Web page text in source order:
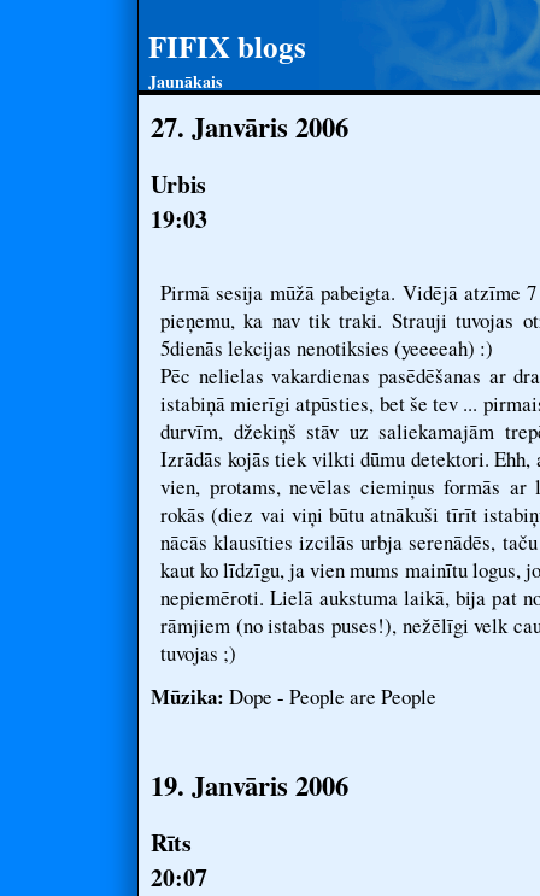
FIFIX blogs
Jaunākais
27. Janvāris 2006
Urbis
19:03
Pirmā sesija mūžā pabeigta. Vidējā atzīme
pieņemu, ka nav tik traki. Strauji tuvojas
5dienās lekcijas nenotiksies (yeeeeah) :)
Pēc nelielas vakardienas pasēdēšanas ar
istabiņā mierīgi atpūsties, bet še tev ...
durvīm, džekiņš stāv uz saliekamajām
Izrādās kojās tiek vilkti dūmu detektori. Ehh,
vien, protams, nevēlas ciemiņus formās ar
rokās (diez vai viņi būtu atnākuši tīrīt
nācās klausīties izcilās urbja serenādēs,
kaut ko līdzīgu, ja vien mums mainītu logus,
nepiemēroti. Lielā aukstuma laikā, bija pat
rāmjiem (no istabas puses!), nežēlīgi velk
tuvojas ;)
Mūzika: Dope - People are People
19. Janvāris 2006
Rīts
20:07